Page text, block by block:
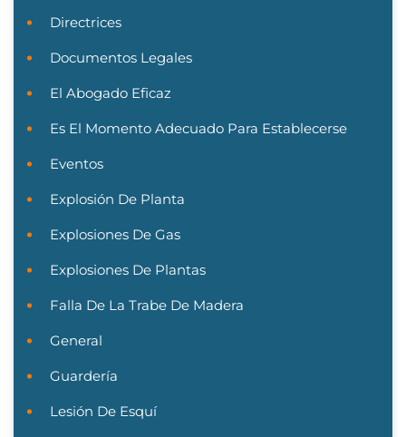
Directrices
Documentos Legales
El Abogado Eficaz
Es El Momento Adecuado Para Establecerse
Eventos
Explosión De Planta
Explosiones De Gas
Explosiones De Plantas
Falla De La Trabe De Madera
General
Guardería
Lesión De Esquí